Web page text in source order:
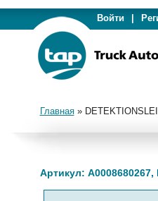
Войти
Главная»
Артикул: A0008680267,